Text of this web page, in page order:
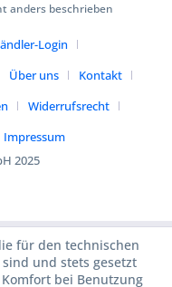
anders beschrieben
Login
Über uns
Kontakt
Widerrufsrecht
Impressum
2025
für den technischen
und stets gesetzt
bei Benutzung